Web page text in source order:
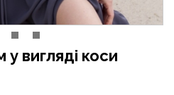
вигляді коси